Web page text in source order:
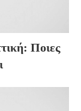
Ποιες